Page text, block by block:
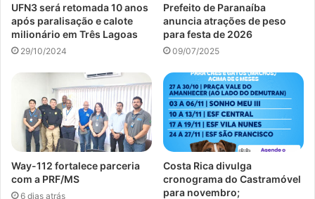
UFN3 será retomada 10 anos
após paralisação e calote
milionário em Três Lagoas
29/10/2024
Prefeito de Paranaíba
anuncia atrações de peso
para festa de 2026
09/07/2025
Way-112 fortalece parceria
com a PRF/MS
6 dias atrás
Costa Rica divulga
cronograma do Castramóvel
para novembro;